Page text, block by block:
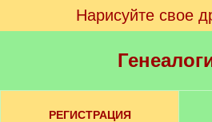
Нарисуйте свое
РЕГИСТРАЦИЯ